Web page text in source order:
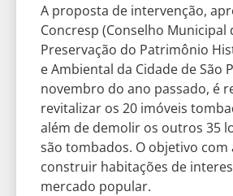
A proposta de intervenção,
Concresp (Conselho Municipal
Preservação do Patrimônio
e Ambiental da Cidade de São
novembro do ano passado, é
revitalizar os 20 imóveis
além de demolir os outros 35
são tombados. O objetivo com
construir habitações de
mercado popular.